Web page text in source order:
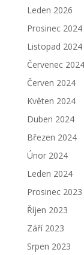
Leden 2026
Prosinec 2024
Listopad 2024
Červenec 2024
Červen 2024
Květen 2024
Duben 2024
Březen 2024
Únor 2024
Leden 2024
Prosinec 2023
Říjen 2023
Září 2023
Srpen 2023